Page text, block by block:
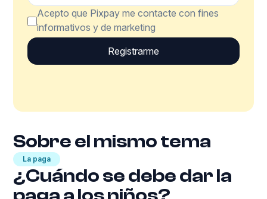
Acepto que Pixpay me contacte con fines
informativos y de marketing
Sobre el mismo tema
La paga
¿Cuándo se debe dar la